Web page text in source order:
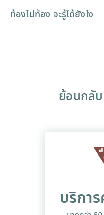
ท้องไม่ท้อง จะรู้ได้ยังไง
ย้อนกลับ